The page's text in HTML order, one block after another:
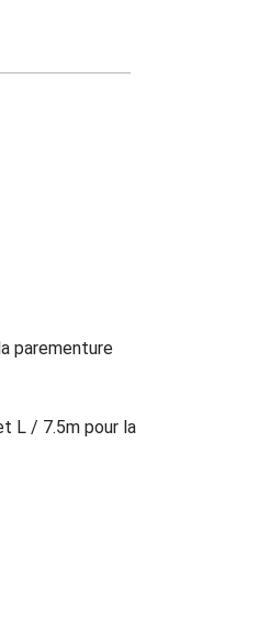
parementure
L / 7.5m pour la